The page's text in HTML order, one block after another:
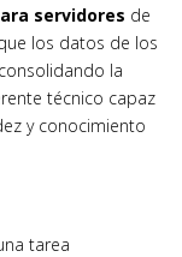
servidores de
los datos de los
la
técnico capaz
y conocimiento
tarea